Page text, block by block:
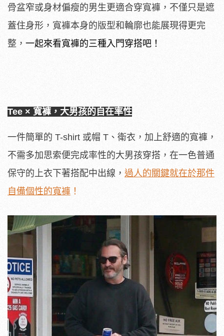
骨盆窄或身材偏瘦的男生更適合穿寬褲，不僅只是遮
蓋住身形，寬褲本身的版型和輪廓也能展現得更完
整， 一起來看寬褲的三種入門穿搭吧！
Tee × 寬褲，大男孩的自在率性
一件簡單的 T-shirt 或帽 T、衛衣，加上舒適的寬褲，
不需多加思索便完成率性的大男孩穿搭，在一色普通
保守的上衣下著搭配中出線， 過人的關鍵就在於那件
自備個性的寬褲 ！